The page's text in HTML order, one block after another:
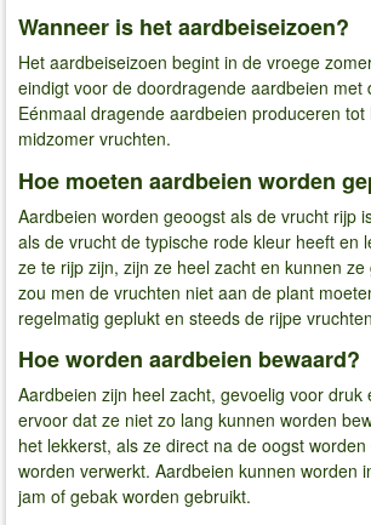
Wanneer is het aardbeiseizoen?
Het aardbeiseizoen begint in de vroege
eindigt voor de doordragende aardbeien met
Eénmaal dragende aardbeien produceren
midzomer vruchten.
Hoe moeten aardbeien worden
Aardbeien worden geoogst als de vrucht rijp
als de vrucht de typische rode kleur heeft en
ze te rijp zijn, zijn ze heel zacht en kunnen
zou men de vruchten niet aan de plant
regelmatig geplukt en steeds de rijpe
Hoe worden aardbeien bewaard?
Aardbeien zijn heel zacht, gevoelig voor druk
ervoor dat ze niet zo lang kunnen worden
het lekkerst, als ze direct na de oogst
worden verwerkt. Aardbeien kunnen worden
jam of gebak worden gebruikt.